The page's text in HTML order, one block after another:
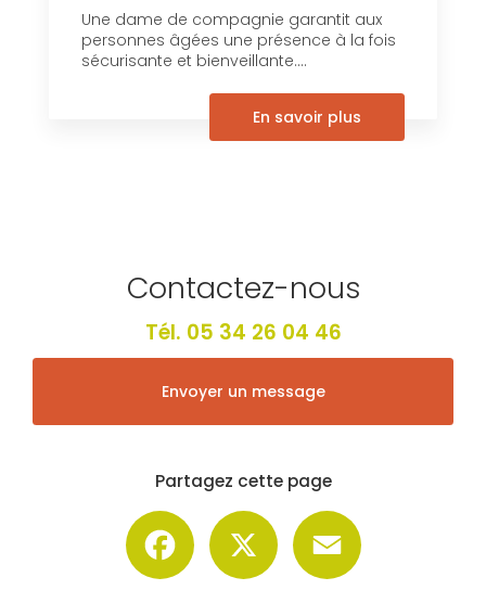
Une dame de compagnie garantit aux
personnes âgées une présence à la fois
sécurisante et bienveillante....
En savoir plus
Contactez-nous
Tél. 05 34 26 04 46
Envoyer un message
Partagez cette page
Facebook